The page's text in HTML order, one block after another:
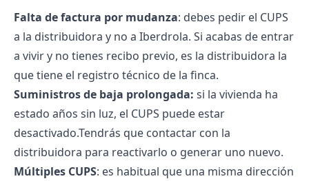
Falta de factura por mudanza: debes pedir el CUPS
a la distribuidora y no a Iberdrola. Si acabas de entrar
a vivir y no tienes recibo previo, es la distribuidora la
que tiene el registro técnico de la finca.
Suministros de baja prolongada: si la vivienda ha
estado años sin luz, el CUPS puede estar
desactivado.Tendrás que contactar con la
distribuidora para reactivarlo o generar uno nuevo.
Múltiples CUPS: es habitual que una misma dirección